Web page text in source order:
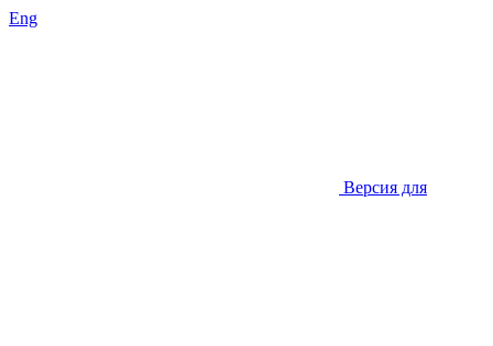
Eng
Версия для